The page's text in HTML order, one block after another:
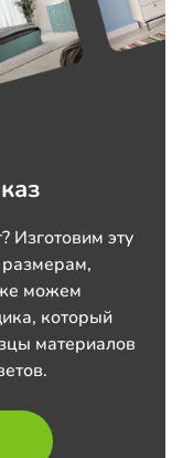
Изготовим эту
можем
который
материалов